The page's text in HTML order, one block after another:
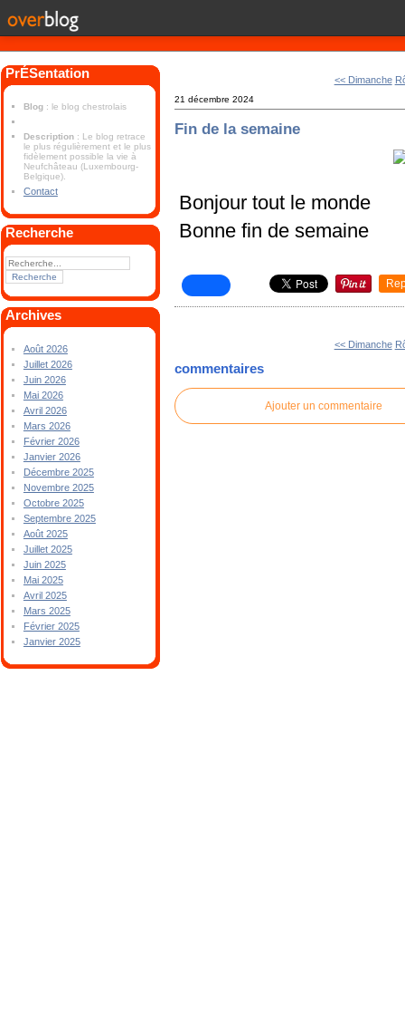
PrÉSentation
Blog : le blog chestrolais
Description : Le blog retrace
le plus régulièrement et le plus
fidèlement possible la vie à
Neufchâteau (Luxembourg-
Belgique).
Contact
Recherche
Archives
Août 2026
Juillet 2026
Juin 2026
Mai 2026
Avril 2026
Mars 2026
Février 2026
Janvier 2026
Décembre 2025
Novembre 2025
Octobre 2025
Septembre 2025
Août 2025
Juillet 2025
Juin 2025
Mai 2025
Avril 2025
Mars 2025
Février 2025
Janvier 2025
<< Dimanche
21 décembre 2024
Fin de la semaine
Bonjour tout le monde
Bonne fin de semaine
<< Dimanche
commentaires
Ajouter un commentaire